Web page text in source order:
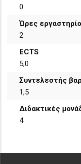
0
Ώρες
2
ECTS
5,0
Συντελεστής
1,5
Διδακτικές
4